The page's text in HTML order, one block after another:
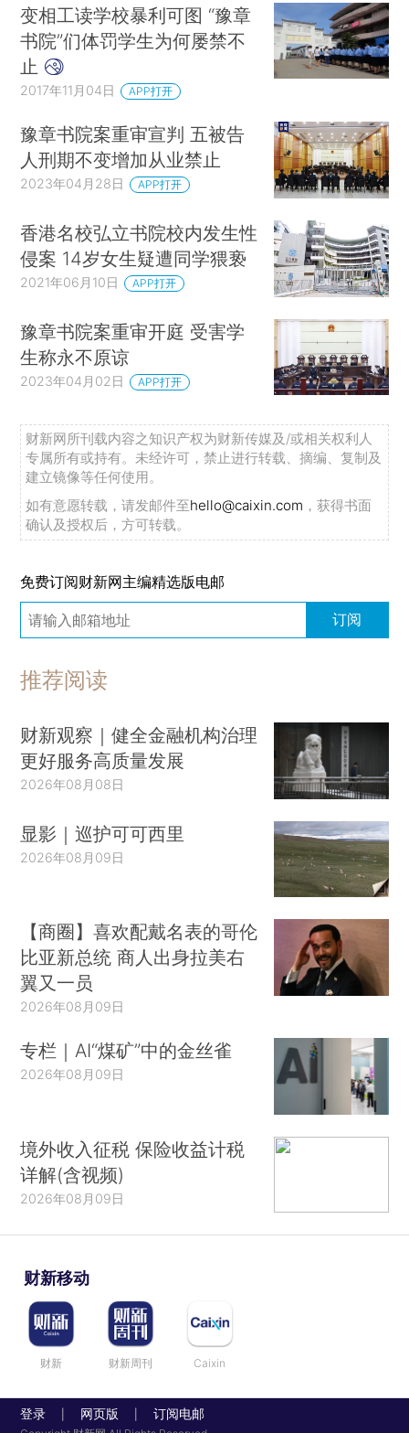
变相工读学校暴利可图 “豫章
书院”们体罚学生为何屡禁不
止
2017年11月04日 APP打开
豫章书院案重审宣判 五被告
人刑期不变增加从业禁止
2023年04月28日 APP打开
香港名校弘立书院校内发生性
侵案 14岁女生疑遭同学猥亵
2021年06月10日 APP打开
豫章书院案重审开庭 受害学
生称永不原谅
2023年04月02日 APP打开
财新网所刊载内容之知识产权为财新传媒及/或相关权利人
专属所有或持有。未经许可，禁止进行转载、摘编、复制及
建立镜像等任何使用。
如有意愿转载，请发邮件至hello@caixin.com ，获得书面
确认及授权后，方可转载。
免费订阅财新网主编精选版电邮
订阅
推荐阅读
财新观察｜健全金融机构治理
更好服务高质量发展
2026年08月08日
显影｜巡护可可西里
2026年08月09日
【商圈】喜欢配戴名表的哥伦
比亚新总统 商人出身拉美右
翼又一员
2026年08月09日
专栏｜AI“煤矿”中的金丝雀
2026年08月09日
境外收入征税 保险收益计税
详解(含视频)
2026年08月09日
财新移动
财新 财新周刊 Caixin
登录 网页版 订阅电邮